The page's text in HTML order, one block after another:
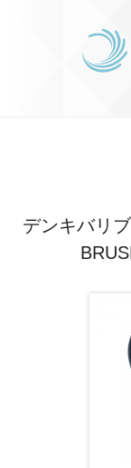
デンキバリ